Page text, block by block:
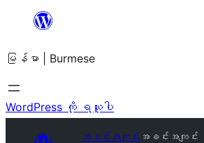
အကြောင်းအရာ
ကျော်သွား
ရန်
မြန်မာ | Burmese
WordPress ကို ရယူပါ
အခင်းအကျင်း အခင်းအကျင်း